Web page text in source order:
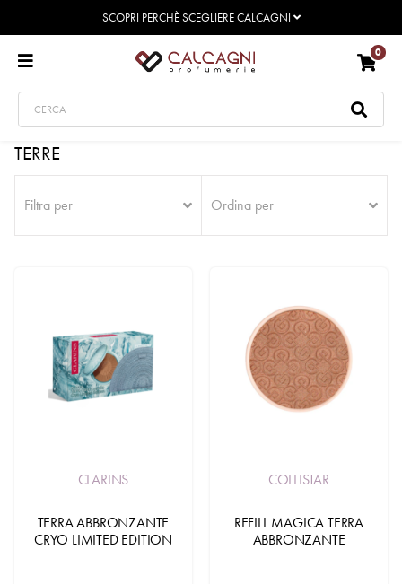
SCOPRI PERCHÈ SCEGLIERE CALCAGNI
0
TERRE
Filtra per Ordina per
CLARINS
TERRA ABBRONZANTE
CRYO LIMITED EDITION
COLLISTAR
REFILL MAGICA TERRA
ABBRONZANTE